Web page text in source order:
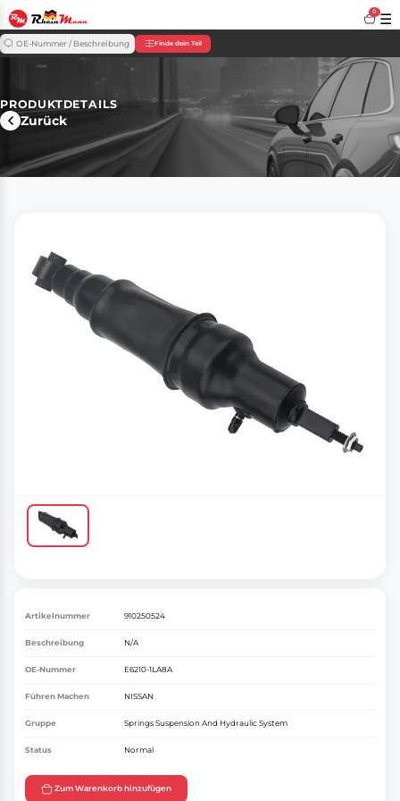
Finde dein Teil
0 ☰
PRODUKTDETAILS
Zurück
Artikelnummer 910250524
Beschreibung N/A
OE-Nummer E6210-1LA8A
Führen Machen NISSAN
Gruppe Springs Suspension And Hydraulic System
Status Normal
Zum Warenkorb hinzufügen